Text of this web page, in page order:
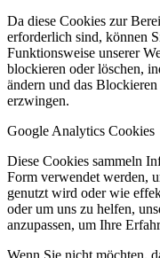
Da diese Cookies zur
erforderlich sind, können
Funktionsweise unserer
blockieren oder löschen,
ändern und das
erzwingen.
Google Analytics Cookies
Diese Cookies sammeln
Form verwendet werden,
genutzt wird oder wie
oder um uns zu helfen,
anzupassen, um Ihre